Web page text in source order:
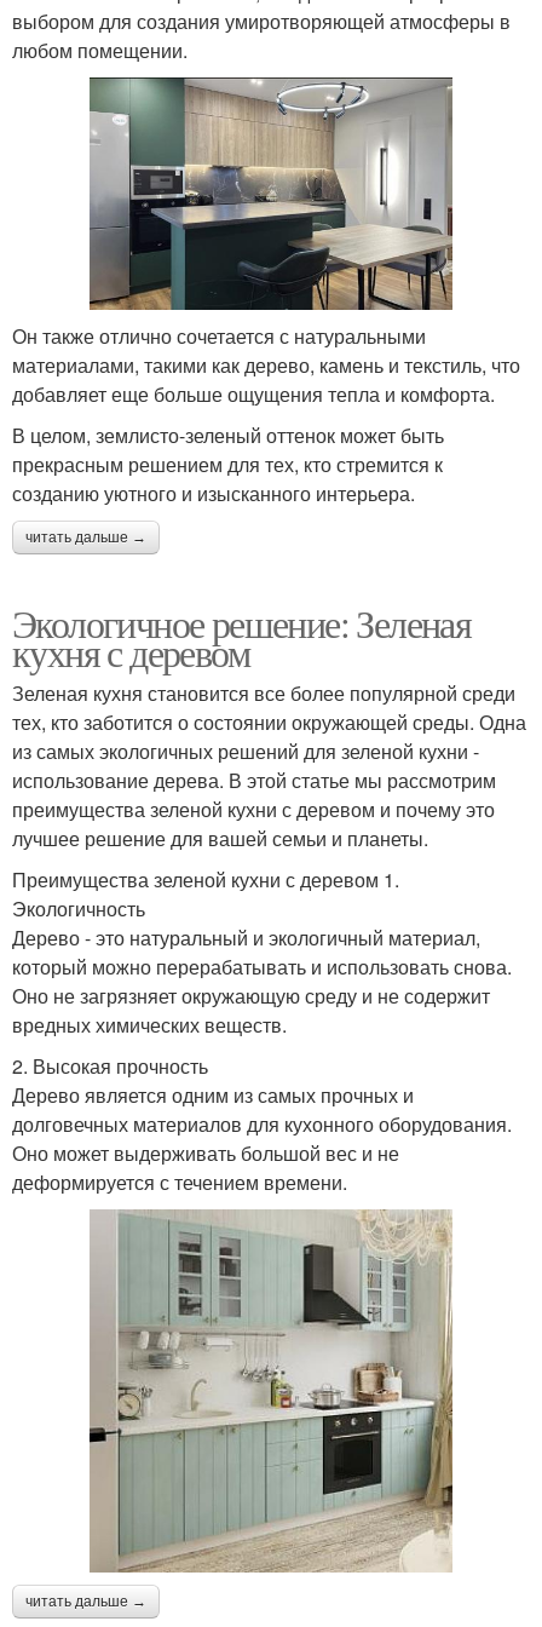
выбором для создания умиротворяющей атмосферы в
любом помещении.
Он также отлично сочетается с натуральными
материалами, такими как дерево, камень и текстиль, что
добавляет еще больше ощущения тепла и комфорта.
В целом, землисто-зеленый оттенок может быть
прекрасным решением для тех, кто стремится к
созданию уютного и изысканного интерьера.
читать дальше →
Экологичное решение: Зеленая
кухня с деревом
Зеленая кухня становится все более популярной среди
тех, кто заботится о состоянии окружающей среды. Одна
из самых экологичных решений для зеленой кухни -
использование дерева. В этой статье мы рассмотрим
преимущества зеленой кухни с деревом и почему это
лучшее решение для вашей семьи и планеты.
Преимущества зеленой кухни с деревом 1.
Экологичность
Дерево - это натуральный и экологичный материал,
который можно перерабатывать и использовать снова.
Оно не загрязняет окружающую среду и не содержит
вредных химических веществ.
2. Высокая прочность
Дерево является одним из самых прочных и
долговечных материалов для кухонного оборудования.
Оно может выдерживать большой вес и не
деформируется с течением времени.
читать дальше →